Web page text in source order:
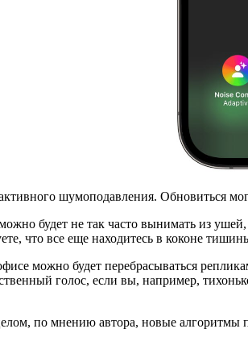
шумоподавления. Обновиться
будет не так часто вынимать из
что все еще находитесь в коконе
можно будет перебрасываться
голос, если вы, например,
по мнению автора, новые алгоритмы